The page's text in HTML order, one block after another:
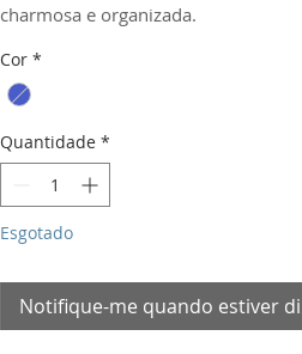
charmosa e organizada.
Cor *
Quantidade *
Esgotado
Notifique-me quando estiver